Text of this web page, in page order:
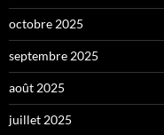
octobre 2025
septembre 2025
août 2025
juillet 2025